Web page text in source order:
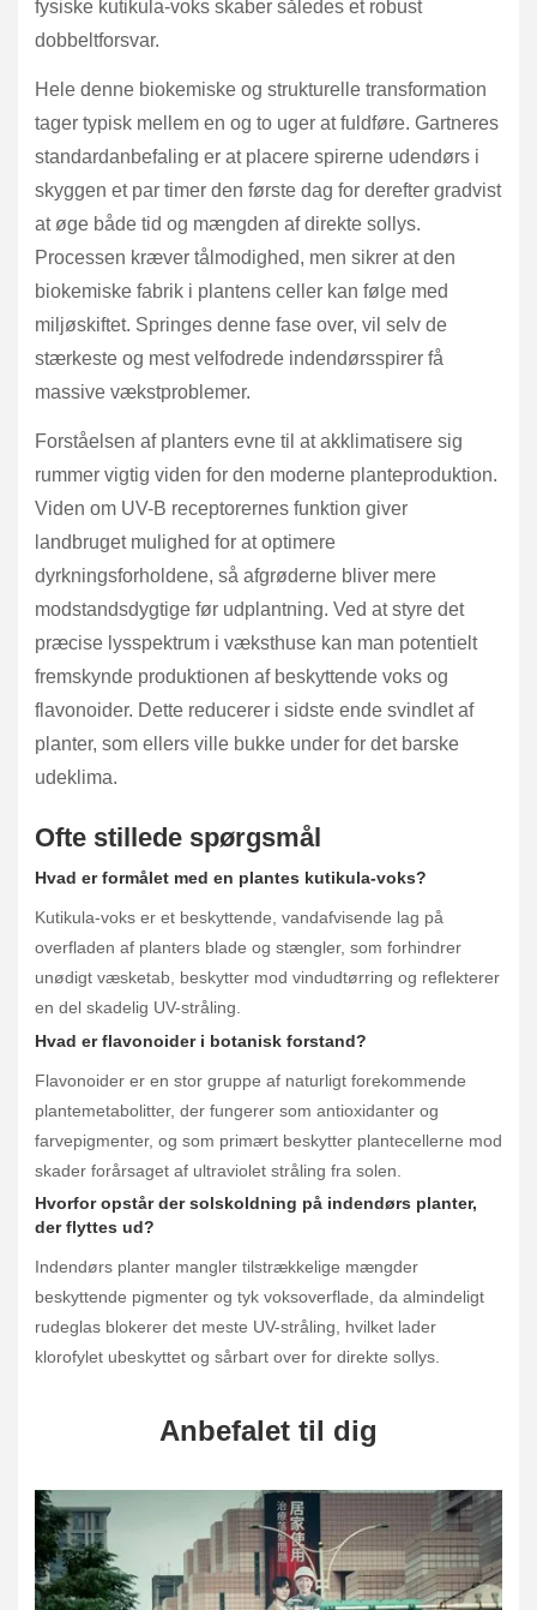
fysiske kutikula-voks skaber således et robust
dobbeltforsvar.
Hele denne biokemiske og strukturelle transformation
tager typisk mellem en og to uger at fuldføre. Gartneres
standardanbefaling er at placere spirerne udendørs i
skyggen et par timer den første dag for derefter gradvist
at øge både tid og mængden af direkte sollys.
Processen kræver tålmodighed, men sikrer at den
biokemiske fabrik i plantens celler kan følge med
miljøskiftet. Springes denne fase over, vil selv de
stærkeste og mest velfodrede indendørsspirer få
massive vækstproblemer.
Forståelsen af planters evne til at akklimatisere sig
rummer vigtig viden for den moderne planteproduktion.
Viden om UV-B receptorernes funktion giver
landbruget mulighed for at optimere
dyrkningsforholdene, så afgrøderne bliver mere
modstandsdygtige før udplantning. Ved at styre det
præcise lysspektrum i væksthuse kan man potentielt
fremskynde produktionen af beskyttende voks og
flavonoider. Dette reducerer i sidste ende svindlet af
planter, som ellers ville bukke under for det barske
udeklima.
Ofte stillede spørgsmål
Hvad er formålet med en plantes kutikula-voks?
Kutikula-voks er et beskyttende, vandafvisende lag på
overfladen af planters blade og stængler, som forhindrer
unødigt væsketab, beskytter mod vindudtørring og reflekterer
en del skadelig UV-stråling.
Hvad er flavonoider i botanisk forstand?
Flavonoider er en stor gruppe af naturligt forekommende
plantemetabolitter, der fungerer som antioxidanter og
farvepigmenter, og som primært beskytter plantecellerne mod
skader forårsaget af ultraviolet stråling fra solen.
Hvorfor opstår der solskoldning på indendørs planter,
der flyttes ud?
Indendørs planter mangler tilstrækkelige mængder
beskyttende pigmenter og tyk voksoverflade, da almindeligt
rudeglas blokerer det meste UV-stråling, hvilket lader
klorofylet ubeskyttet og sårbart over for direkte sollys.
Anbefalet til dig